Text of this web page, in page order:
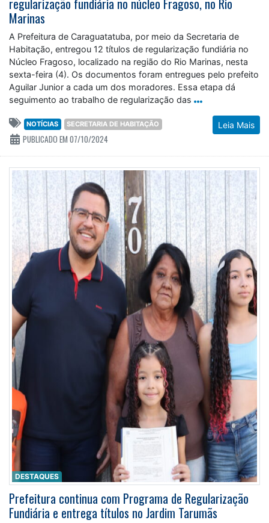
regularização fundiária no núcleo Fragoso, no Rio
Marinas
A Prefeitura de Caraguatatuba, por meio da Secretaria de
Habitação, entregou 12 títulos de regularização fundiária no
Núcleo Fragoso, localizado na região do Rio Marinas, nesta
sexta-feira (4). Os documentos foram entregues pelo prefeito
Aguilar Junior a cada um dos moradores. Essa etapa dá
seguimento ao trabalho de regularização das
Leia Mais
NOTÍCIAS SECRETARIA DE HABITAÇÃO
PUBLICADO EM 07/10/2024
DESTAQUES
Prefeitura continua com Programa de Regularização
Fundiária e entrega títulos no Jardim Tarumãs